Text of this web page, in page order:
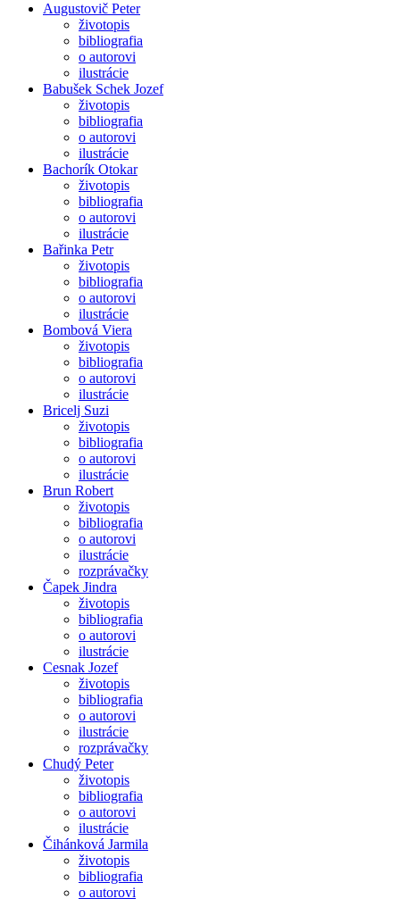
Augustovič Peter
životopis
bibliografia
o autorovi
ilustrácie
Babušek Schek Jozef
životopis
bibliografia
o autorovi
ilustrácie
Bachorík Otokar
životopis
bibliografia
o autorovi
ilustrácie
Bařinka Petr
životopis
bibliografia
o autorovi
ilustrácie
Bombová Viera
životopis
bibliografia
o autorovi
ilustrácie
Bricelj Suzi
životopis
bibliografia
o autorovi
ilustrácie
Brun Robert
životopis
bibliografia
o autorovi
ilustrácie
rozprávačky
Čapek Jindra
životopis
bibliografia
o autorovi
ilustrácie
Cesnak Jozef
životopis
bibliografia
o autorovi
ilustrácie
rozprávačky
Chudý Peter
životopis
bibliografia
o autorovi
ilustrácie
Čihánková Jarmila
životopis
bibliografia
o autorovi